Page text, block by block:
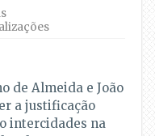
de Almeida e João
a justificação
intercidades na